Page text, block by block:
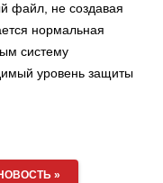
файл, не создавая
нормальная
систему
уровень защиты
»